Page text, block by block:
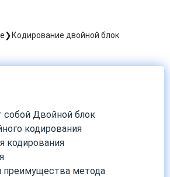
Кодирование двойной блок
собой Двойной блок
кодирования
кодирования
метода